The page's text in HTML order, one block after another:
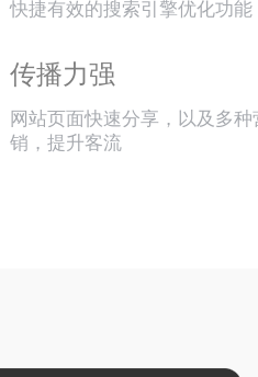
快捷有效的搜索引擎优化功
传播力强
网站页面快速分享，以及多
销，提升客流